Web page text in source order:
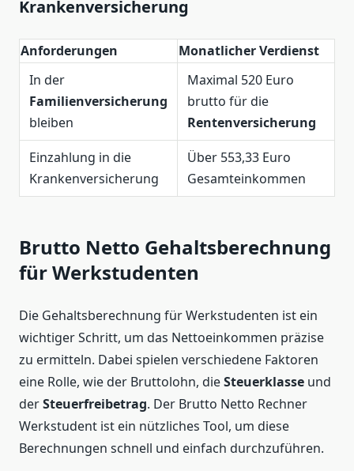
Krankenversicherung
Anforderungen
Monatlicher Verdienst
In der
Familienversicherung
bleiben
Maximal 520 Euro
brutto für die
Rentenversicherung
Einzahlung in die
Krankenversicherung
Über 553,33 Euro
Gesamteinkommen
Brutto Netto Gehaltsberechnung
für Werkstudenten
Die Gehaltsberechnung für Werkstudenten ist ein
wichtiger Schritt, um das Nettoeinkommen präzise
zu ermitteln. Dabei spielen verschiedene Faktoren
eine Rolle, wie der Bruttolohn, dieSteuerklasse und
derSteuerfreibetrag. Der Brutto Netto Rechner
Werkstudent ist ein nützliches Tool, um diese
Berechnungen schnell und einfach durchzuführen.